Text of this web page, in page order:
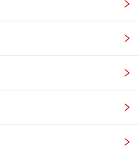
いに録れます。
ョンビデオカメラ 内